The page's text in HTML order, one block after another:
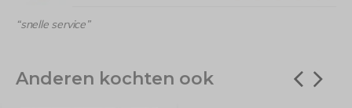
“snelle service”
Anderen kochten ook